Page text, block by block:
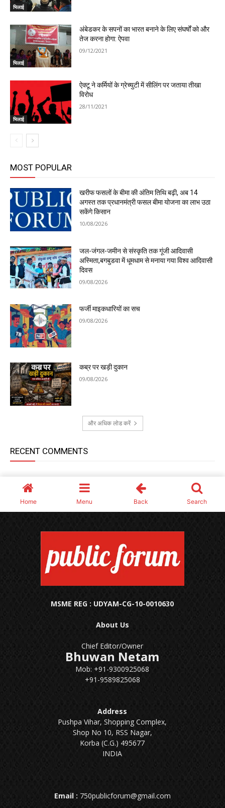
MSME REG : UDYAM-CG-10-0010630
About Us
Chief Editor/Owner
Bhuwan Netam
Mob: +91-9300925068
+91-9589825068
Address
Pushpa Vihar, Shopping Complex,
Shop No 10, RSS Nagar,
Korba (C.G.) 495677
INDIA
Email : 750publicforum@gmail.com